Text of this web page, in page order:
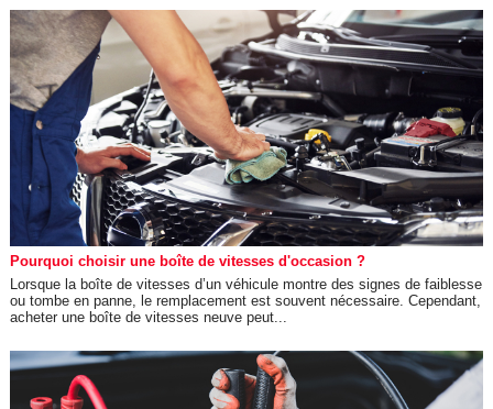
Pourquoi choisir une boîte de vitesses d'occasion ?
Lorsque la boîte de vitesses d’un véhicule montre des signes de faiblesse
ou tombe en panne, le remplacement est souvent nécessaire. Cependant,
acheter une boîte de vitesses neuve peut...